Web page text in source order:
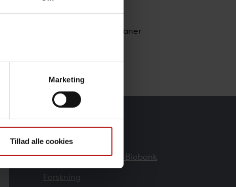
Marketing
Tillad alle cookies
/ Bygninger, Projekter & Planer
Forskere
Danmarks Nationale Biobank
Forskning